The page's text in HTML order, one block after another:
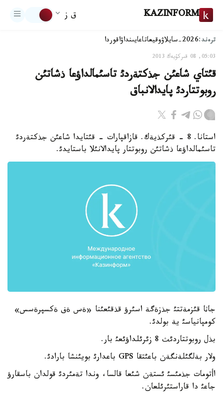
KAZINFORM ق ز
ترەند:2026-سايلاۋ وقيعاتاعايىنداۋاقوردا
05:03, 08 قىركۇيەك 2013
قئتاي شاعئن جذكتةردئ تاسئمالداؤعا ذشاتئن
روبوتتاردئ پايدالانباق
استانا. 8 - قئركذيةك. قازاقپارات - قئتايدا شاعئن جذكتةردئ
تاسئمالداؤعا ذشاتئن روبوتتار پايدالانئلا باستايدئ.
جاثا قئزمةتتئ جذزةگة اسئرؤ قذقئعئنا «ةس ةف ةكسپرةسس»
كومپانياسئ ية بولدئ.
بذل روبوتتاردئث 8 زئرئلداؤئعئ بار.
ولار بةلگئلةنگةن باعئتقا GPS باعدارئ بويئنشا بارادئ.
اأتومات جذمئسئ ئستةن شئعا قالسا، وندا تةمئردئ قولدان باسقارؤ
جاعئ دا قاراستئرئلعان.